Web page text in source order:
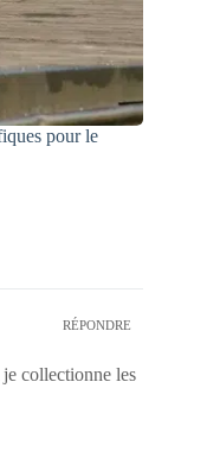
pour le
RÉPONDRE
je collectionne les